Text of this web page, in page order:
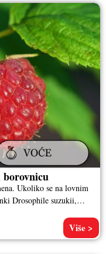
borovnicu
Ukoliko se na lovnim
Drosophile suzukii,
Više >